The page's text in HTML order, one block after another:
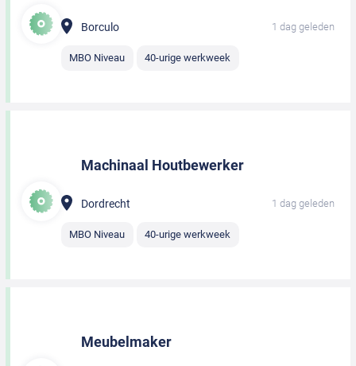
Borculo 1 dag geleden
MBO Niveau 40-urige werkweek
Machinaal Houtbewerker
Dordrecht 1 dag geleden
MBO Niveau 40-urige werkweek
Meubelmaker